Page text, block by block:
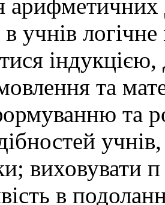
арифметичних
в учнів
та
та
виховувати п
в